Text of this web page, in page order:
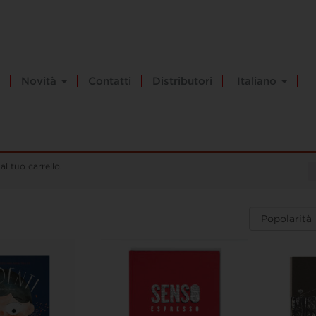
Novità Contatti Distributori Italiano
tuo carrello.